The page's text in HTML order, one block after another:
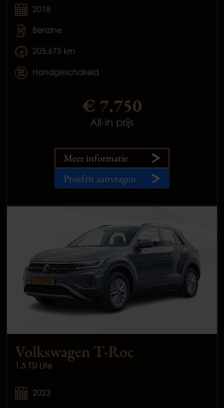
2018
Benzine
205.675 km
Handgeschakeld
€ 7.750
All-in prijs
Meer informatie
Proefrit aanvragen
Volkswagen T-Roc
1.5 TSI Life
2023